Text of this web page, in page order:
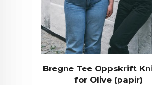
Bregne Tee Oppskrift
for Olive (papir)